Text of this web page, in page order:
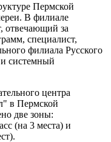
Пермской
В филиале
отвечающий за
специалист,
филиала Русского
системный
центра
в Пермской
две зоны:
(на 3 места) и